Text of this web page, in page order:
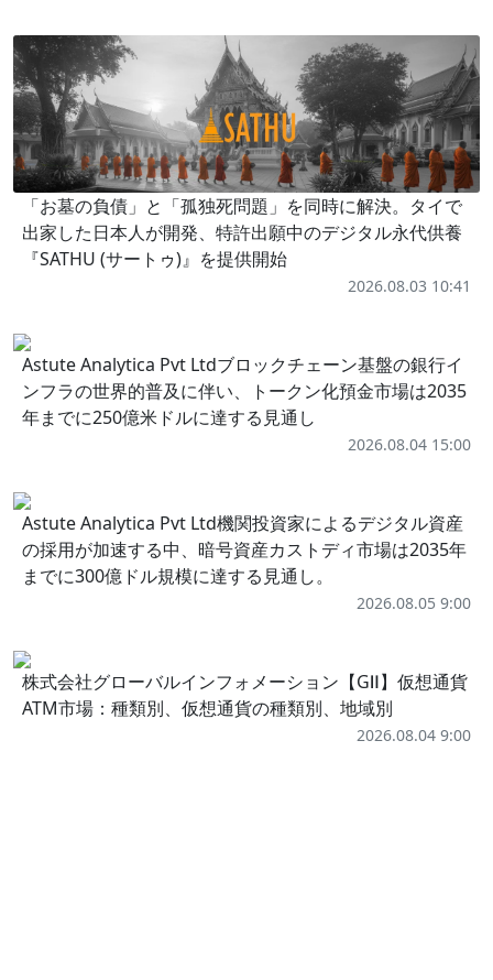
「お墓の負債」と「孤独死問題」を同時に解決。タイで
出家した日本人が開発、特許出願中のデジタル永代供養
『SATHU (サートゥ)』を提供開始
2026.08.03 10:41
Astute Analytica Pvt Ltdブロックチェーン基盤の銀行イ
ンフラの世界的普及に伴い、トークン化預金市場は2035
年までに250億米ドルに達する見通し
2026.08.04 15:00
Astute Analytica Pvt Ltd機関投資家によるデジタル資産
の採用が加速する中、暗号資産カストディ市場は2035年
までに300億ドル規模に達する見通し。
2026.08.05 9:00
株式会社グローバルインフォメーション【GⅡ】仮想通貨
ATM市場：種類別、仮想通貨の種類別、地域別
2026.08.04 9:00